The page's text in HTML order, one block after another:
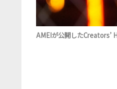
AMEIが公開したCreators’